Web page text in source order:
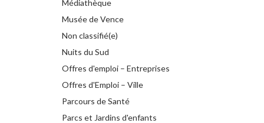
Médiathèque
Musée de Vence
Non classifié(e)
Nuits du Sud
Offres d'emploi – Entreprises
Offres d'Emploi – Ville
Parcours de Santé
Parcs et Jardins d'enfants